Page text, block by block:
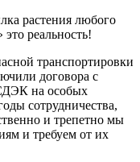
растения любого
реальность!
транспортировки
договора с
на особых
сотрудничества,
и трепетно мы
и требуем от их